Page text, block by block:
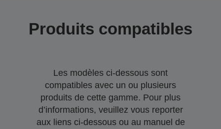
Produits compatibles
Les modèles ci-dessous sont
compatibles avec un ou plusieurs
produits de cette gamme. Pour plus
d’informations, veuillez vous reporter
aux liens ci-dessous ou au manuel de